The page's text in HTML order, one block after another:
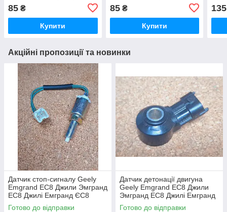
85 ₴
Купити
85₴
Купити
135
Акційні пропозиції та новинки
Датчик стоп-сигналу Geely
Emgrand EC8 Джили Эмгранд
ЕС8 Джилі Емгранд ЄС8
Готово до відправки
Датчик детонації двигуна
Geely Emgrand EC8 Джили
Эмгранд ЕС8 Джилі Емгранд
ЄС8
Готово до відправки